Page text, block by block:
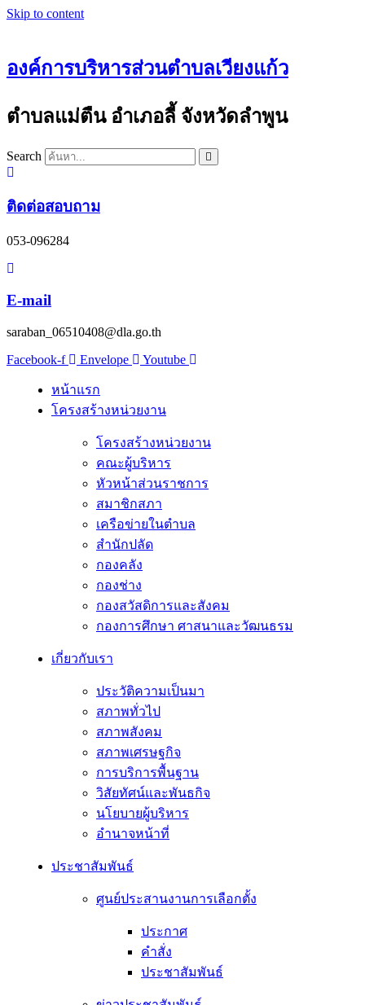
Skip to content
องค์การบริหารส่วนตำบลเวียงแก้ว
ตำบลแม่ตืน อำเภอลี้ จังหวัดลำพูน
Search
ติดต่อสอบถาม
053-096284
E-mail
saraban_06510408@dla.go.th
Facebook-f
Envelope Youtube
หน้าแรก
โครงสร้างหน่วยงาน
โครงสร้างหน่วยงาน
คณะผู้บริหาร
หัวหน้าส่วนราชการ
สมาชิกสภา
เครือข่ายในตำบล
สำนักปลัด
กองคลัง
กองช่าง
กองสวัสดิการและสังคม
กองการศึกษา ศาสนาและวัฒนธรม
เกี่ยวกับเรา
ประวัติความเป็นมา
สภาพทั่วไป
สภาพสังคม
สภาพเศรษฐกิจ
การบริการพื้นฐาน
วิสัยทัศน์และพันธกิจ
นโยบายผู้บริหาร
อํานาจหน้าที่
ประชาสัมพันธ์
ศูนย์ประสานงานการเลือกตั้ง
ประกาศ
คำสั่ง
ประชาสัมพันธ์